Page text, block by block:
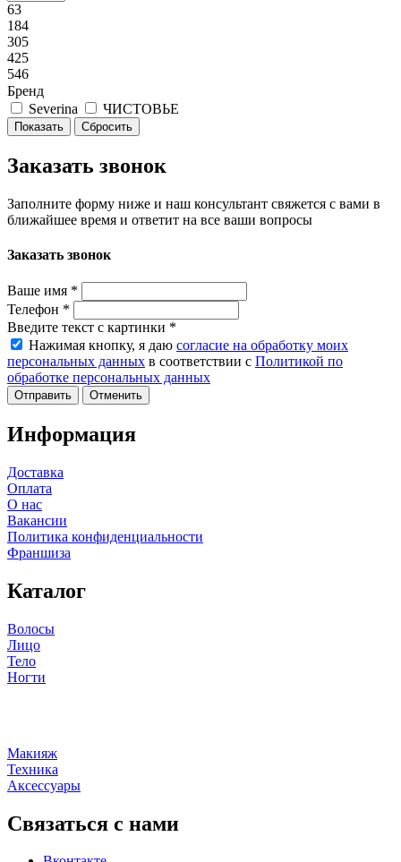
63
184
305
425
546
Бренд
Severina
ЧИСТОВЬЕ
Сбросить
Заказать звонок
Заполните форму ниже и наш консультант свяжется с вами в
ближайшее время и ответит на все ваши вопросы
Заказать звонок
Ваше имя *
Телефон *
Введите текст с картинки *
Нажимая кнопку, я даю согласие на обработку моих
персональных данных в соответствии с Политикой по
обработке персональных данных
Отменить
Информация
Доставка
Оплата
О нас
Вакансии
Политика конфиденциальности
Франшиза
Каталог
Волосы
Лицо
Тело
Ногти
Макияж
Техника
Аксессуары
Связаться с нами